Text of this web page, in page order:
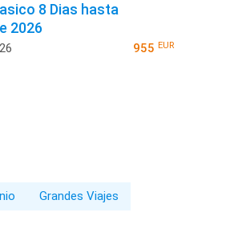
8 Dias hasta
2026
955 EUR
Grandes Viajes